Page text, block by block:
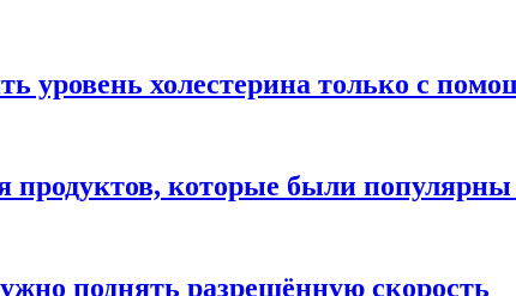
уровень холестерина только с
продуктов, которые были
поднять разрешённую скорость